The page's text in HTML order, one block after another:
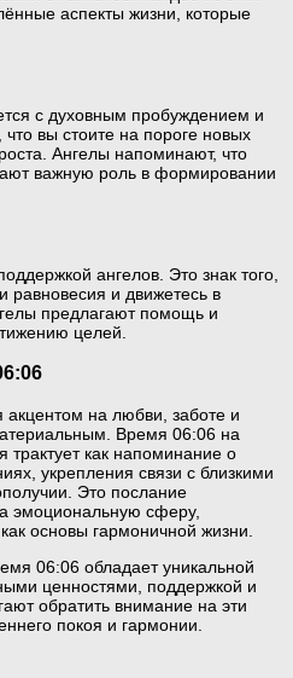
аспекты жизни, которые
с духовным пробуждением и
что вы стоите на пороге новых
Ангелы напоминают, что
важную роль в формировании
ангелов. Это знак того,
равновесия и движетесь в
предлагают помощь и
целей.
на любви, заботе и
Время 06:06 на
трактует как напоминание о
укрепления связи с близкими
Это послание
эмоциональную сферу,
основы гармоничной жизни.
06:06 обладает уникальной
ценностями, поддержкой и
обратить внимание на эти
покоя и гармонии.